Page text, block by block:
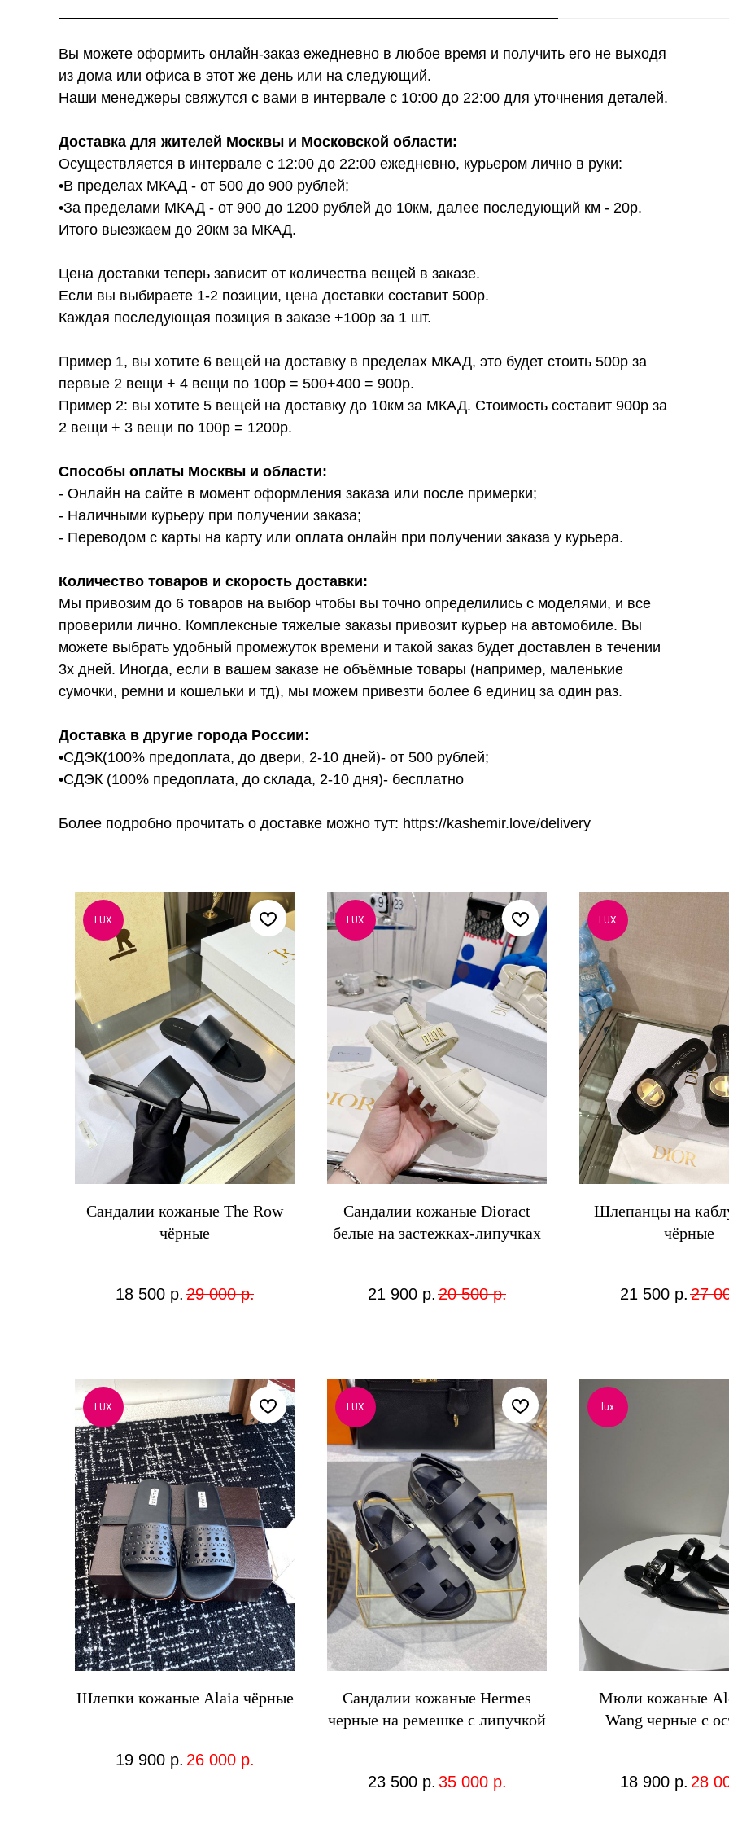
Вы можете оформить онлайн-заказ ежедневно в любое время и получить его не выходя
из дома или офиса в этот же день или на следующий.
Наши менеджеры свяжутся с вами в интервале с 10:00 до 22:00 для уточнения деталей.
Доставка для жителей Москвы и Московской области:
Осуществляется в интервале с 12:00 до 22:00 ежедневно, курьером лично в руки:
•В пределах МКАД - от 500 до 900 рублей;
•За пределами МКАД - от 900 до 1200 рублей до 10км, далее последующий км - 20р.
Итого выезжаем до 20км за МКАД.
Цена доставки теперь зависит от количества вещей в заказе.
Если вы выбираете 1-2 позиции, цена доставки составит 500р.
Каждая последующая позиция в заказе +100р за 1 шт.
Пример 1, вы хотите 6 вещей на доставку в пределах МКАД, это будет стоить 500р за
первые 2 вещи + 4 вещи по 100р = 500+400 = 900р.
Пример 2: вы хотите 5 вещей на доставку до 10км за МКАД. Стоимость составит 900р за
2 вещи + 3 вещи по 100р = 1200р.
Способы оплаты Москвы и области:
- Онлайн на сайте в момент оформления заказа или после примерки;
- Наличными курьеру при получении заказа;
- Переводом с карты на карту или оплата онлайн при получении заказа у курьера.
Количество товаров и скорость доставки:
Мы привозим до 6 товаров на выбор чтобы вы точно определились с моделями, и все
проверили лично. Комплексные тяжелые заказы привозит курьер на автомобиле. Вы
можете выбрать удобный промежуток времени и такой заказ будет доставлен в течении
3х дней. Иногда, если в вашем заказе не объёмные товары (например, маленькие
сумочки, ремни и кошельки и тд), мы можем привезти более 6 единиц за один раз.
Доставка в другие города России:
•СДЭК(100% предоплата, до двери, 2-10 дней)- от 500 рублей;
•СДЭК (100% предоплата, до склада, 2-10 дня)- бесплатно
Более подробно прочитать о доставке можно тут: https://kashemir.love/delivery
LUX
Сандалии кожаные The Row
чёрные
18 500 р. 29 000 р.
LUX
Сандалии кожаные Dioract
белые на застежках-липучках
21 900 р. 20 500 р.
LUX
Шлепанцы на
чёрные
21 500 р. 27
LUX
Шлепки кожаные Alaia чёрные
19 900 р. 26 000 р.
LUX
Сандалии кожаные Hermes
черные на ремешке с липучкой
23 500 р. 35 000 р.
lux
Мюли кожаные
Wang черные с
18 900 р. 28